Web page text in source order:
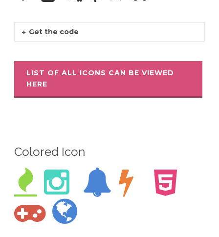
Get the code
LIST OF ALL ICONS CAN BE VIEWED
HERE
Colored Icon